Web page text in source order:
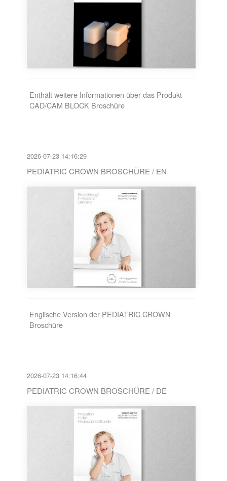
Enthält weitere Informationen über das Produkt
CAD/CAM BLOCK Broschüre
2026-07-23 14:16:29
PEDIATRIC CROWN BROSCHÜRE / EN
Englische Version der PEDIATRIC CROWN
Broschüre
2026-07-23 14:16:44
PEDIATRIC CROWN BROSCHÜRE / DE